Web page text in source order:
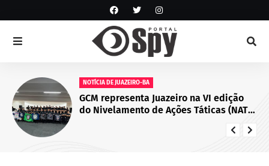
NOTÍCIA DE JUAZEIRO-BA
GCM representa Juazeiro na VI edição
do Nivelamento de Ações Táticas (NAT-